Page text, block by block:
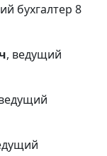
бухгалтер 8
, ведущий